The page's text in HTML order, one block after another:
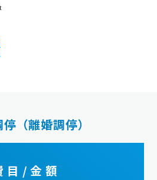
（離婚調停）
目 / 金 額